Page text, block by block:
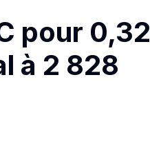
pour 0,32
à 2 828